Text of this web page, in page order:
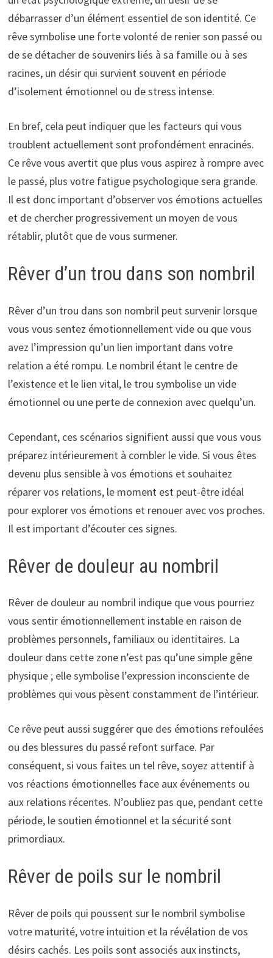
débarrasser d’un élément essentiel de son identité. Ce
rêve symbolise une forte volonté de renier son passé ou
de se détacher de souvenirs liés à sa famille ou à ses
racines, un désir qui survient souvent en période
d’isolement émotionnel ou de stress intense.
En bref, cela peut indiquer que les facteurs qui vous
troublent actuellement sont profondément enracinés.
Ce rêve vous avertit que plus vous aspirez à rompre avec
le passé, plus votre fatigue psychologique sera grande.
Il est donc important d’observer vos émotions actuelles
et de chercher progressivement un moyen de vous
rétablir, plutôt que de vous surmener.
Rêver d’un trou dans son nombril
Rêver d’un trou dans son nombril peut survenir lorsque
vous vous sentez émotionnellement vide ou que vous
avez l’impression qu’un lien important dans votre
relation a été rompu. Le nombril étant le centre de
l’existence et le lien vital, le trou symbolise un vide
émotionnel ou une perte de connexion avec quelqu’un.
Cependant, ces scénarios signifient aussi que vous vous
préparez intérieurement à combler le vide. Si vous êtes
devenu plus sensible à vos émotions et souhaitez
réparer vos relations, le moment est peut-être idéal
pour explorer vos émotions et renouer avec vos proches.
Il est important d’écouter ces signes.
Rêver de douleur au nombril
Rêver de douleur au nombril indique que vous pourriez
vous sentir émotionnellement instable en raison de
problèmes personnels, familiaux ou identitaires. La
douleur dans cette zone n’est pas qu’une simple gêne
physique ; elle symbolise l’expression inconsciente de
problèmes qui vous pèsent constamment de l’intérieur.
Ce rêve peut aussi suggérer que des émotions refoulées
ou des blessures du passé refont surface. Par
conséquent, si vous faites un tel rêve, soyez attentif à
vos réactions émotionnelles face aux événements ou
aux relations récentes. N’oubliez pas que, pendant cette
période, le soutien émotionnel et la sécurité sont
primordiaux.
Rêver de poils sur le nombril
Rêver de poils qui poussent sur le nombril symbolise
votre maturité, votre intuition et la révélation de vos
désirs cachés. Les poils sont associés aux instincts,